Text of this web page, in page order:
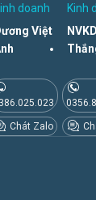
doanh
Việt
Chát Zalo
Kinh